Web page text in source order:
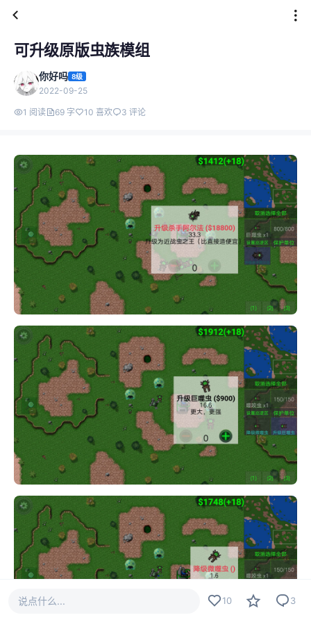
可升级原版虫族模组
你好吗 8级
2022-09-25
1 阅读 69 字 10 喜欢 3 评论
说点什么... 10 3